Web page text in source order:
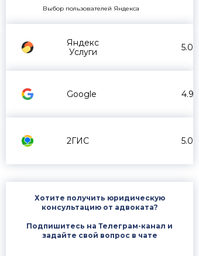
Выбор пользователей Яндекса
Яндекс
Услуги
5.0
Google 4.9
2ГИС 5.0
Хотите получить юридическую
консультацию от адвоката?
Подпишитесь на Телеграм-канал и
задайте свой вопрос в чате